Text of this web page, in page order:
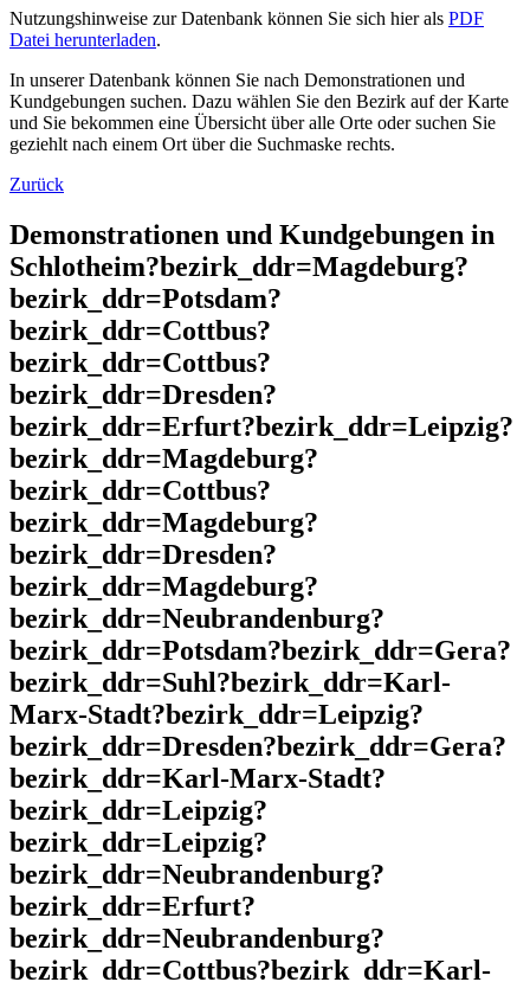
Nutzungshinweise zur Datenbank können Sie sich hier als PDF
Datei herunterladen.
In unserer Datenbank können Sie nach Demonstrationen und
Kundgebungen suchen. Dazu wählen Sie den Bezirk auf der Karte
und Sie bekommen eine Übersicht über alle Orte oder suchen Sie
geziehlt nach einem Ort über die Suchmaske rechts.
Zurück
Demonstrationen und Kundgebungen in
Schlotheim?bezirk_ddr=Magdeburg?
bezirk_ddr=Potsdam?
bezirk_ddr=Cottbus?
bezirk_ddr=Cottbus?
bezirk_ddr=Dresden?
bezirk_ddr=Erfurt?bezirk_ddr=Leipzig?
bezirk_ddr=Magdeburg?
bezirk_ddr=Cottbus?
bezirk_ddr=Magdeburg?
bezirk_ddr=Dresden?
bezirk_ddr=Magdeburg?
bezirk_ddr=Neubrandenburg?
bezirk_ddr=Potsdam?bezirk_ddr=Gera?
bezirk_ddr=Suhl?bezirk_ddr=Karl-
Marx-Stadt?bezirk_ddr=Leipzig?
bezirk_ddr=Dresden?bezirk_ddr=Gera?
bezirk_ddr=Karl-Marx-Stadt?
bezirk_ddr=Leipzig?
bezirk_ddr=Leipzig?
bezirk_ddr=Neubrandenburg?
bezirk_ddr=Erfurt?
bezirk_ddr=Neubrandenburg?
bezirk_ddr=Cottbus?bezirk_ddr=Karl-